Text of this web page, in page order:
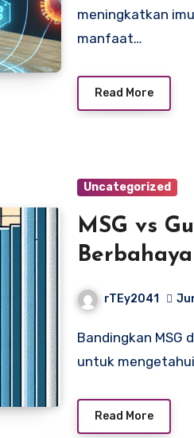
meningkatkan
manfaat…
Read More
Uncategorized
MSG vs
Terbaru?
rTEy2041
Bandingkan MSG dan gula rafinasi dalam 100 studi terbaru
untuk
Read More